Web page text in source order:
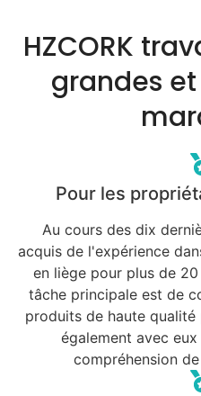
HZCORK
grandes
Pour les
Au cours des dix
acquis de l'expérience
en liège pour plus de
tâche principale est de
produits de haute
également avec
compréhension